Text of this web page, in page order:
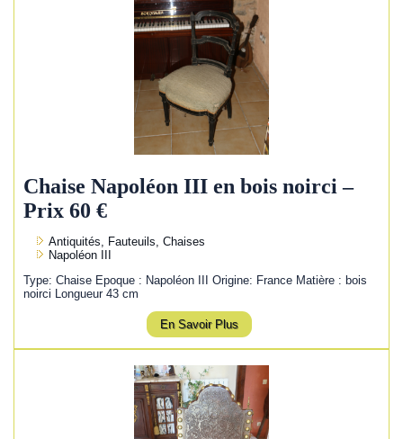
Chaise Napoléon III en bois noirci –
Prix 60 €
Antiquités, Fauteuils, Chaises
Napoléon III
Type: Chaise Epoque : Napoléon III Origine: France Matière : bois
noirci Longueur 43 cm
En Savoir Plus